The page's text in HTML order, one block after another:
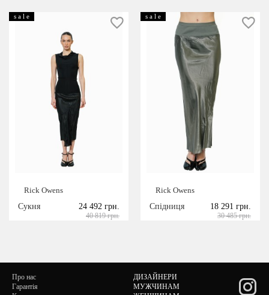
s a l e
Rick Owens
Сукня
24 492 грн.
40 819 грн.
s a l e
Rick Owens
Спідниця
18 291 грн.
30 485 грн.
Про нас
Гарантія
ДИЗАЙНЕРИ
МУЖЧИНАМ